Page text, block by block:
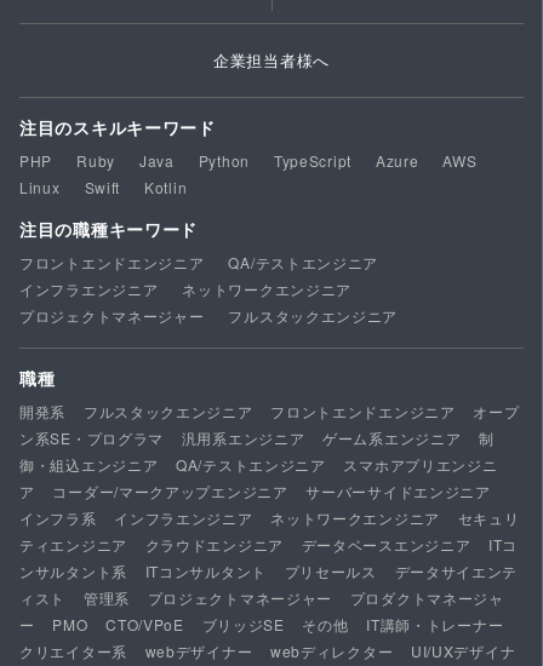
企業担当者様へ
注目のスキルキーワード
PHP Ruby Java Python TypeScript Azure
AWS
Linux
Swift Kotlin
注目の職種キーワード
フロントエンドエンジニア
QA/テストエンジニア
インフラエンジニア
ネットワークエンジニア
プロジェクトマネージャー
フルスタックエンジニア
職種
開発系 フルスタックエンジニア フロントエンドエンジニア
オープ
ン系SE・プログラマ
汎用系エンジニア ゲーム系エンジニア
制
御・組込エンジニア
QA/テストエンジニア
スマホアプリエンジニ
ア
コーダー/マークアップエンジニア
サーバーサイドエンジニア
インフラ系
インフラエンジニア ネットワークエンジニア
セキュリ
ティエンジニア
クラウドエンジニア データベースエンジニア
ITコ
ンサルタント系
ITコンサルタント プリセールス
データサイエンテ
ィスト
管理系 プロジェクトマネージャー
プロダクトマネージャ
ー
PMO CTO/VPoE ブリッジSE その他
IT講師・トレーナー
クリエイター系
webデザイナー webディレクター
UI/UXデザイナ